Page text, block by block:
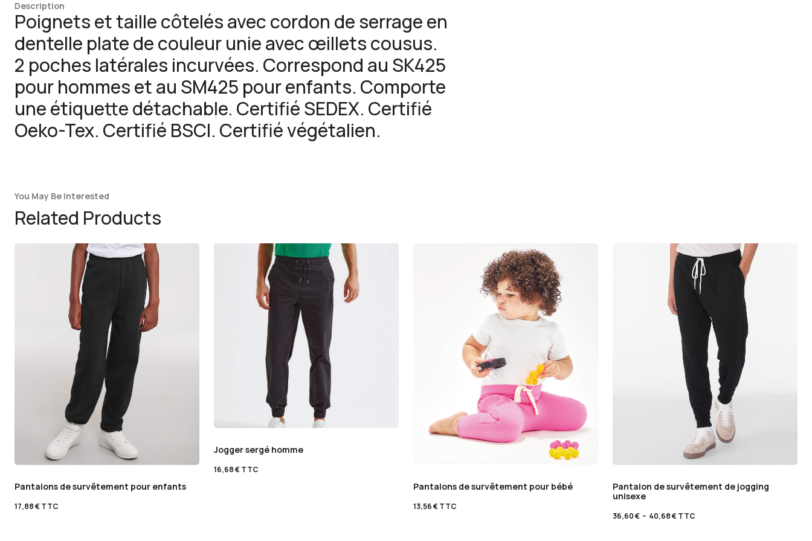
Description
Poignets et taille côtelés avec cordon de serrage en
dentelle plate de couleur unie avec œillets cousus.
2 poches latérales incurvées. Correspond au SK425
pour hommes et au SM425 pour enfants. Comporte
une étiquette détachable. Certifié SEDEX. Certifié
Oeko-Tex. Certifié BSCI. Certifié végétalien.
You May Be Interested
Related Products
Pantalons de survêtement pour enfants
17,88€TTC
Jogger sergé homme
16,68€TTC
Pantalons de survêtement pour bébé
13,56€TTC
Pantalon de survêtement de jogging
unisexe
36,60€ – 40,68€TTC